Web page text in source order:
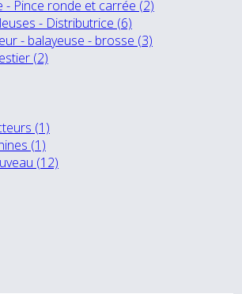
- Pince ronde et carrée (2)
- Distributrice (6)
- balayeuse - brosse (3)
(2)
(1)
(1)
(12)